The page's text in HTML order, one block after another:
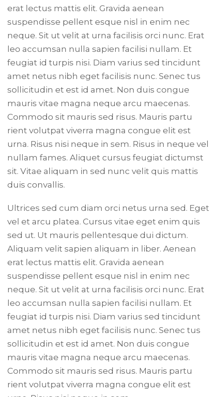
erat lectus mattis elit. Gravida aenean
suspendisse pellent esque nisl in enim nec
neque. Sit ut velit at urna facilisis orci nunc. Erat
leo accumsan nulla sapien facilisi nullam. Et
feugiat id turpis nisi. Diam varius sed tincidunt
amet netus nibh eget facilisis nunc. Senec tus
sollicitudin et est id amet. Non duis congue
mauris vitae magna neque arcu maecenas.
Commodo sit mauris sed risus. Mauris partu
rient volutpat viverra magna congue elit est
urna. Risus nisi neque in sem. Risus in neque vel
nullam fames. Aliquet cursus feugiat dictumst
sit. Vitae aliquam in sed nunc velit quis mattis
duis convallis.
Ultrices sed cum diam orci netus urna sed. Eget
vel et arcu platea. Cursus vitae eget enim quis
sed ut. Ut mauris pellentesque dui dictum.
Aliquam velit sapien aliquam in liber. Aenean
erat lectus mattis elit. Gravida aenean
suspendisse pellent esque nisl in enim nec
neque. Sit ut velit at urna facilisis orci nunc. Erat
leo accumsan nulla sapien facilisi nullam. Et
feugiat id turpis nisi. Diam varius sed tincidunt
amet netus nibh eget facilisis nunc. Senec tus
sollicitudin et est id amet. Non duis congue
mauris vitae magna neque arcu maecenas.
Commodo sit mauris sed risus. Mauris partu
rient volutpat viverra magna congue elit est